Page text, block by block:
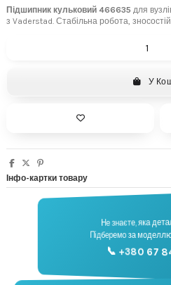
Підшипник кульковий 466635 для
з Vaderstad. Стабільна робота,
У
Інфо-картки товару
🔧
Підбір запчастин
Не знаєте, яка деталь потрібна?
Підберемо за моделлю або артикулом
📞 +380 67 841 07 40